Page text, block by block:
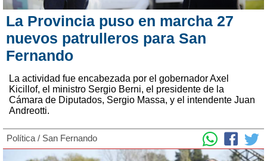
La Provincia puso en marcha 27
nuevos patrulleros para San
Fernando
La actividad fue encabezada por el gobernador Axel
Kicillof, el ministro Sergio Berni, el presidente de la
Cámara de Diputados, Sergio Massa, y el intendente Juan
Andreotti.
Política / San Fernando